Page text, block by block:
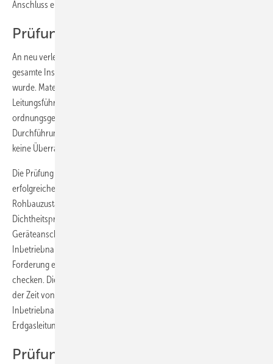
Anschluss eines Messgerätes oder des Zählerwechsels abgesehen.
Prüfung neu verlegter ­Gasleitungen
An neu verlegten Erdgasleitungen muss man zunächst prüfen, ob die
gesamte Installation entsprechend der Regeln der Technik ausgeführt
wurde. Materialauswahl, Korrosionsschutz, Befestigung und Art der
Leitungsführung stehen hier noch einmal auf dem Prüfstand. Eine
ordnungsgemäße Beaufsichtigung der Mitarbeiter bei der
Durchführung der Montage vorausgesetzt, dürfte es hierbei aber
keine Überraschungen geben.
Die Prüfung einer Niederdruck-Gasleitung umfasst ferner die
erfolgreiche Ausführung einer Belastungs- und Dichtheitsprüfung im
Rohbauzustand sowie die Ausführung einer zweiten
Dichtheitsprüfung nach der Installation der
Geräteanschlussarmaturen und der Gasgeräte (unmittelbar vor der
Inbetriebnahme). Mit der zweiten Dichtheitsprüfung wird der
Forderung entsprochen, die Leitung einschließlich der Armaturen zu
checken. Die zweite Prüfung stellt zudem sicher, dass die Gasleitung in
der Zeit von der Rohinstallation bis hin zur Feininstallation und
Inbetriebnahme nicht beschädigt wurde. Neu verlegte
Erdgasleitungen müssen dicht sein.
Prüfung in Betrieb befindlicher